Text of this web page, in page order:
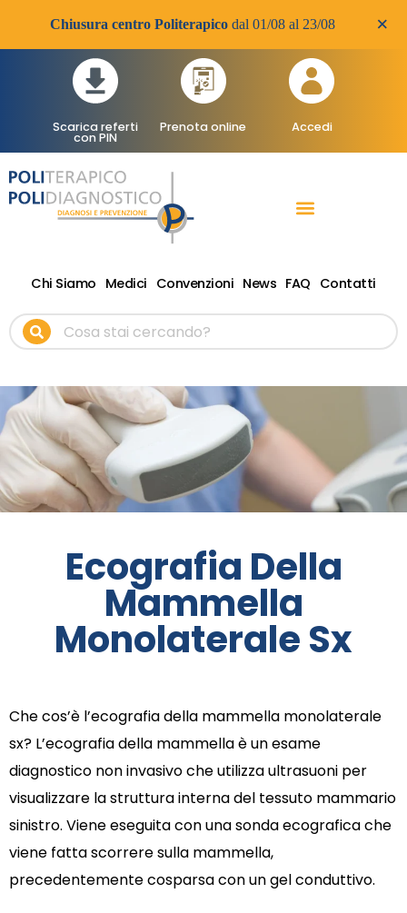
Chiusura centro Politerapicodal 01/08 al 23/08 ×
Scarica referti
con PIN
Prenota online Accedi
Chi Siamo Medici Convenzioni News FAQ Contatti
Ecografia Della
Mammella
Monolaterale Sx
Che cos’è l’ecografia della mammella monolaterale
sx? L’ecografia della mammella è un esame
diagnostico non invasivo che utilizza ultrasuoni per
visualizzare la struttura interna del tessuto mammario
sinistro. Viene eseguita con una sonda ecografica che
viene fatta scorrere sulla mammella,
precedentemente cosparsa con un gel conduttivo.